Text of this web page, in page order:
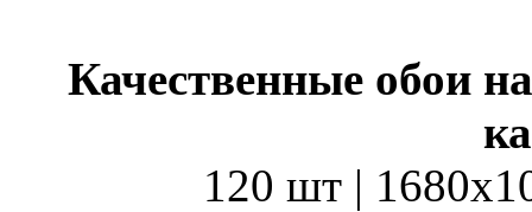
Качественные обои
120 шт |